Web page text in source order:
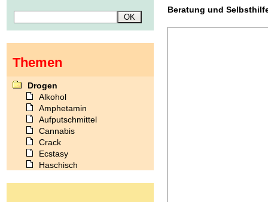
Beratung und
Themen
Drogen
Alkohol
Amphetamin
Aufputschmittel
Cannabis
Crack
Ecstasy
Haschisch